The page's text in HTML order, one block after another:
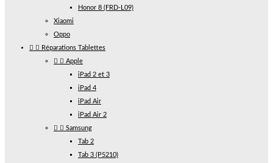
Honor 8 (FRD-L09)
Xiaomi
Oppo
  Réparations Tablettes
  Apple
iPad 2 et 3
iPad 4
iPad Air
iPad Air 2
  Samsung
Tab 2
Tab 3 (P5210)